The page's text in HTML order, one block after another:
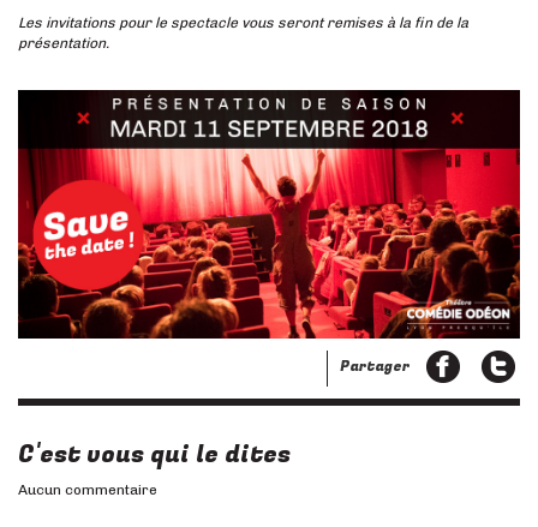
Les invitations pour le spectacle vous seront remises à la fin de la
présentation.
Partager
C'est vous qui le dites
Aucun commentaire